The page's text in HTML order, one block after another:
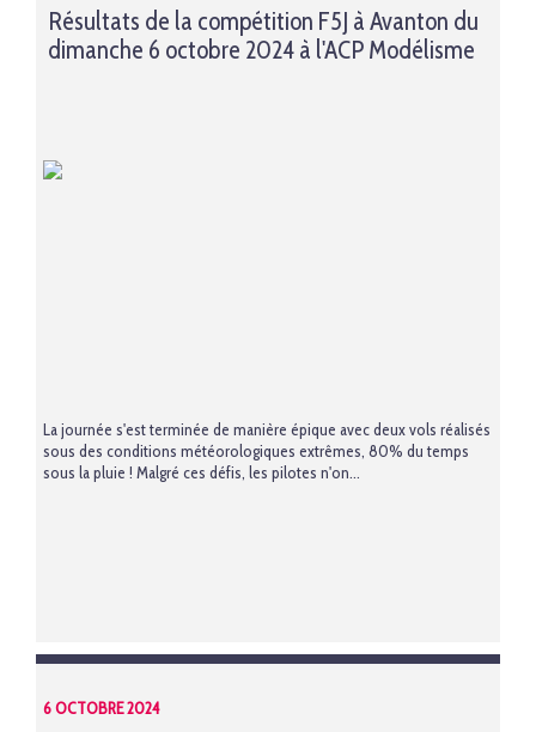
Résultats de la compétition F5J à Avanton du
dimanche 6 octobre 2024 à l'ACP Modélisme
La journée s'est terminée de manière épique avec deux vols réalisés
sous des conditions météorologiques extrêmes, 80% du temps
sous la pluie ! Malgré ces défis, les pilotes n'on...
6 OCTOBRE 2024